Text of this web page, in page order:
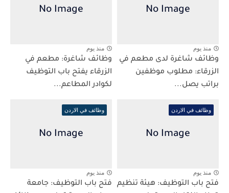
منذ يوم
وظائف شاغرة لدى مطعم في
الزرقاء: مطلوب موظفين
براتب يصل...
منذ يوم
وظائف شاغرة: مطعم في
الزرقاء يفتح باب التوظيف
لكوادر المطاعم...
وظائف في الاردن
منذ يوم
فتح باب التوظيف: هيئة تنظيم
وظائف في الاردن
منذ يوم
فتح باب التوظيف: جامعة